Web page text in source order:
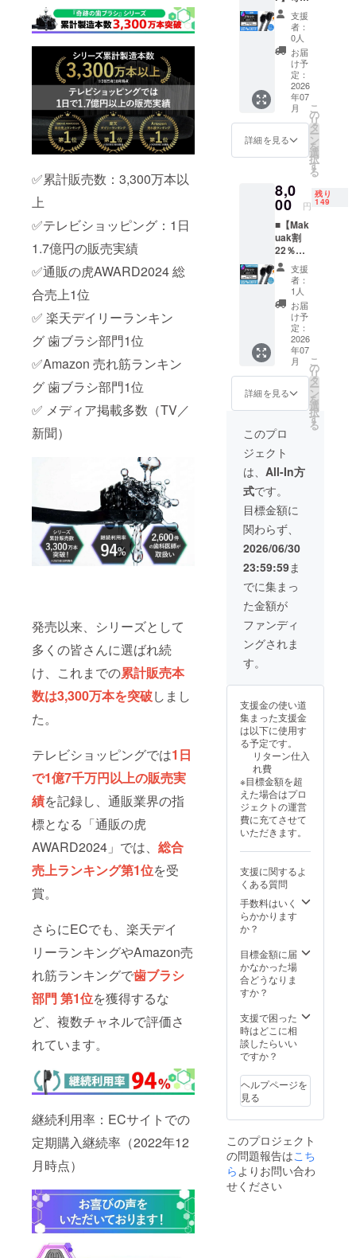
✅累計販売数：3,300万本以
上
✅テレビショッピング：1日
1.7億円の販売実績
✅通販の虎AWARD2024 総
合売上1位
✅ 楽天デイリーランキン
グ 歯ブラシ部門1位
✅Amazon 売れ筋ランキン
グ 歯ブラシ部門1位
✅ メディア掲載多数（TV／
新聞）
発売以来、シリーズとして
多くの皆さんに選ばれ続
け、これまでの累計販売本
数は3,300万本を突破しまし
た。
テレビショッピングでは1日
で1億7千万円以上の販売実
績を記録し、通販業界の指
標となる「通販の虎
AWARD2024」では、 総合
売上ランキング第1位を受
賞。
さらにECでも、楽天デイ
リーランキングやAmazon売
れ筋ランキングで歯ブラシ
部門 第1位を獲得するな
ど、複数チャネルで評価さ
れています。
継続利用率：ECサイトでの
定期購入継続率（2022年12
月時点）
量産効
率が向
上した
場合、
正規販
売価格
が販売
予定価
格より
下がる
可能性
の歯ブ
ラシ
BIG（1
2本） 1
本あた
りの定
価 857
円 ［一
般販売
予定価
格 12本
セット
10,280
25%OF
F］ ※皆
様のご
支援に
より、
量産効
率が向
上した
場合、
正規販
売価格
が販売
予定価
格より
下がる
可能性
もござ
支援
者：
0人
お届
け予
定：
2026
年07
月
詳細を見る
こ
の
リ
タ
ー
ン
を
選
択
す
る
8,0
00 円
残り
149
■【Mak
uak割
22％OF
F】奇跡
の歯ブ
ラシ
BIG（1
2本） 1
本あた
りの定
価 857
円 ［一
般販売
予定価
格 12本
セット
10,280
円の
22%OF
F］ ※皆
様のご
支援に
より、
量産効
率が向
上した
場合、
正規販
売価格
が販売
予定価
格より
下がる
可能性
す。
支援
者：
1人
お届
け予
定：
2026
年07
月
詳細を見る
こ
の
リ
タ
ー
ン
を
選
択
す
る
このプロ
ジェクト
は、 All-In方
式です。
目標金額に
関わらず、
2026/06/30
23:59:59ま
でに集まっ
た金額が
ファンディ
ングされま
す。
支援金の使い道
集まった支援金
は以下に使用す
る予定です。
リターン仕入
れ費
※目標金額を超
えた場合はプロ
ジェクトの運営
費に充てさせて
いただきます。
支援に関するよ
くある質問
手数料はいく
らかかります
か？
目標金額に届
かなかった場
合どうなりま
すか？
支援で困った
時はどこに相
談したらいい
ですか？
ヘルプページを
見る
このプロジェクト
の問題報告はこち
ら よりお問い合わ
せください